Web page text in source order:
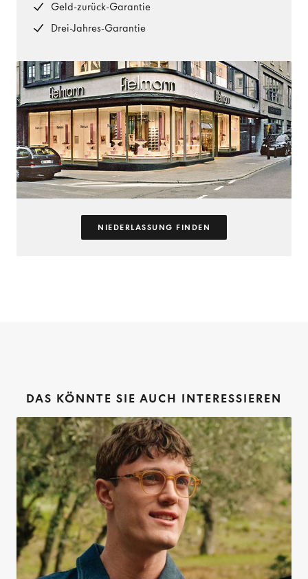
Geld-zurück-Garantie
Drei-Jahres-Garantie
NIEDERLASSUNG FINDEN
DAS KÖNNTE SIE AUCH INTERESSIEREN